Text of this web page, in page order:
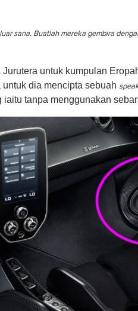
sana. Buatlah mereka gembira
untuk kumpulan
dia mencipta sebuah
tanpa menggunakan